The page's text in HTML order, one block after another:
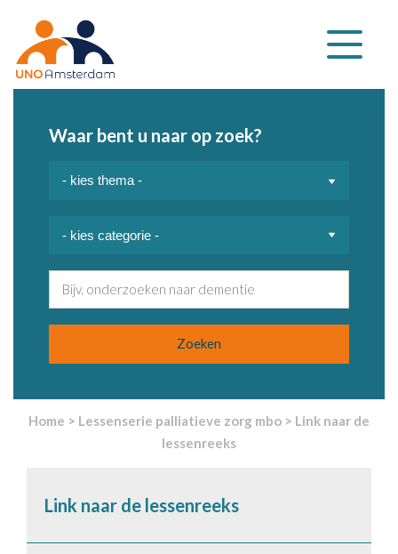
Klap
navigatie
Waar bent u naar op zoek?
Home > Lessenserie palliatieve zorg mbo > Link naar de
lessenreeks
Link naar de lessenreeks